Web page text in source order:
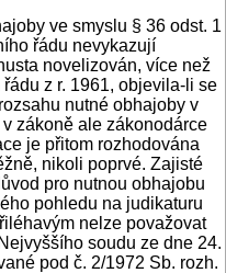
ve smyslu § 36 odst. 1
řádu nevykazují
novelizován, více než
z r. 1961, objevila-li se
nutné obhajoby v
zákoně ale zákonodárce
je přitom rozhodována
nikoli poprvé. Zajisté
pro nutnou obhajobu
pohledu na judikaturu
nelze považovat
soudu ze dne 24.
pod č. 2/1972 Sb. rozh.